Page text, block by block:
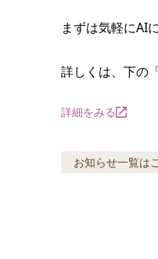
まずは気軽にAI
詳しくは、下の
詳細をみる
お知らせ一覧は